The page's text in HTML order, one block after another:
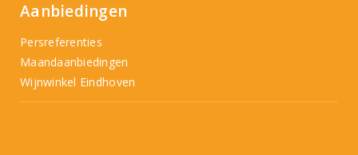
Aanbiedingen
Persreferenties
Maandaanbiedingen
Wijnwinkel Eindhoven